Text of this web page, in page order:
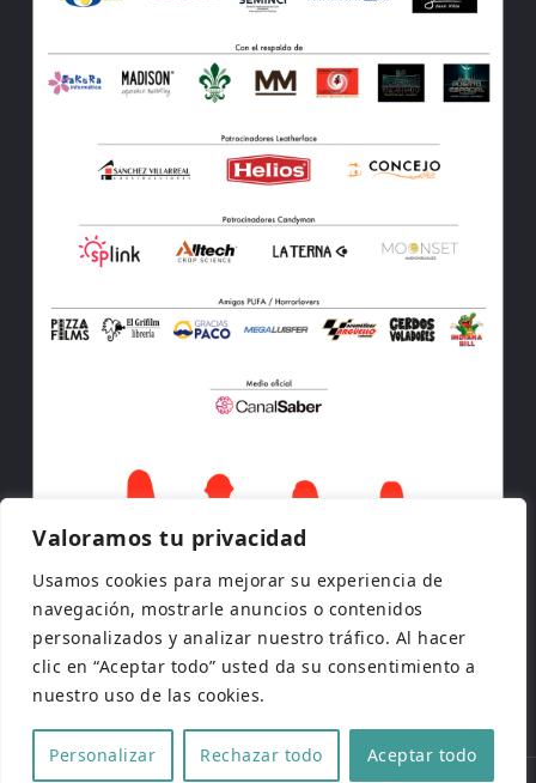
Valoramos tu privacidad
Usamos cookies para mejorar su experiencia de
navegación, mostrarle anuncios o contenidos
personalizados y analizar nuestro tráfico. Al hacer
clic en “Aceptar todo” usted da su consentimiento a
nuestro uso de las cookies.
Personalizar Rechazar todo Aceptar todo